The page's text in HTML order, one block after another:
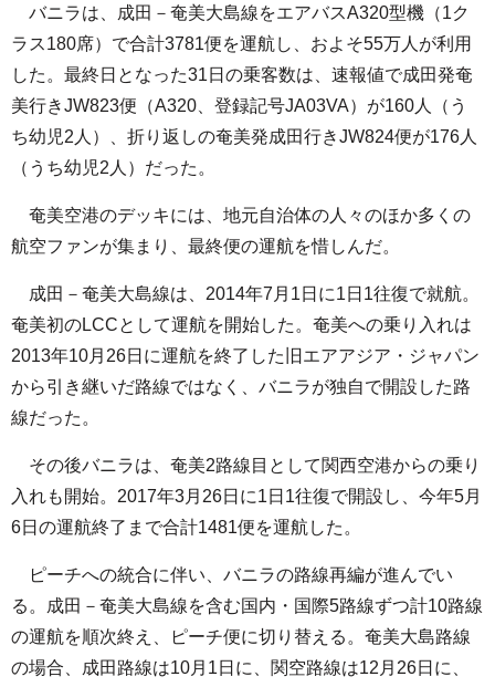
バニラは、成田－奄美大島線をエアバスA320型機（1ク
ラス180席）で合計3781便を運航し、およそ55万人が利用
した。最終日となった31日の乗客数は、速報値で成田発奄
美行きJW823便（A320、登録記号JA03VA）が160人（う
ち幼児2人）、折り返しの奄美発成田行きJW824便が176人
（うち幼児2人）だった。
奄美空港のデッキには、地元自治体の人々のほか多くの
航空ファンが集まり、最終便の運航を惜しんだ。
成田－奄美大島線は、2014年7月1日に1日1往復で就航。
奄美初のLCCとして運航を開始した。奄美への乗り入れは
2013年10月26日に運航を終了した旧エアアジア・ジャパン
から引き継いだ路線ではなく、バニラが独自で開設した路
線だった。
その後バニラは、奄美2路線目として関西空港からの乗り
入れも開始。2017年3月26日に1日1往復で開設し、今年5月
6日の運航終了まで合計1481便を運航した。
ピーチへの統合に伴い、バニラの路線再編が進んでい
る。成田－奄美大島線を含む国内・国際5路線ずつ計10路線
の運航を順次終え、ピーチ便に切り替える。奄美大島路線
の場合、成田路線は10月1日に、関空路線は12月26日に、